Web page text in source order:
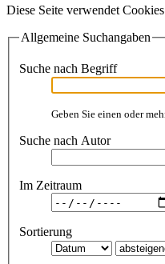
Diese Seite verwendet
Allgemeine Suchangaben
Suche nach Begriff
Geben Sie einen oder
Suche nach Autor
Im Zeitraum
Sortierung